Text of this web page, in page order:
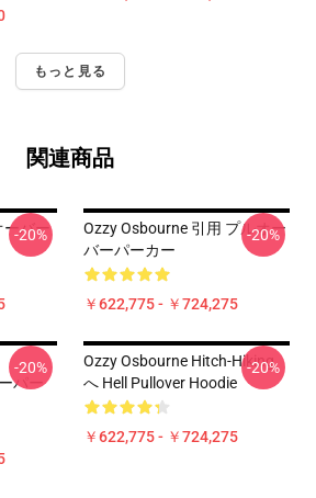
もっと見る
関連商品
ーバー
-20%
Ozzy Osbourne 引用 プルオー
バーパーカー
￥622,775 - ￥724,275
-20%
パー
-20%
Ozzy Osbourne Hitch-Hiking
へ Hell Pullover Hoodie
￥622,775 - ￥724,275
-20%